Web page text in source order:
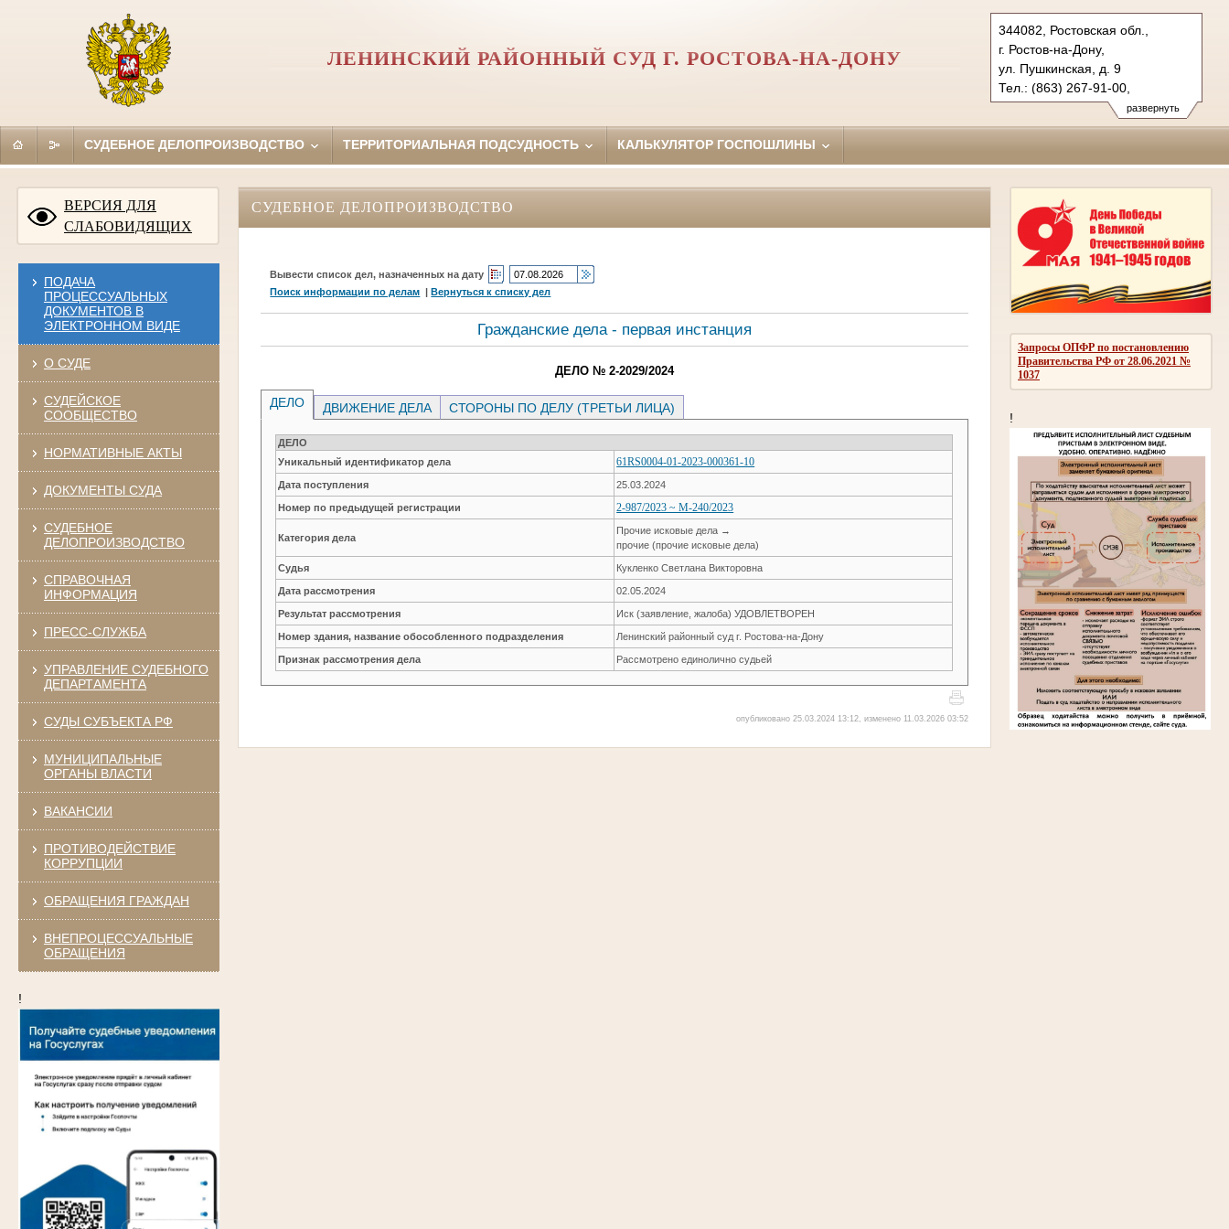
развернуть
344082, Ростовская обл.,
г. Ростов-на-Дону,
ул. Пушкинская, д. 9
Тел.: (863) 267-91-00,
(863) 267-87-93 (ф.)
leninsky.ros@sudrf.ru
ЛЕНИНСКИЙ РАЙОННЫЙ СУД Г. РОСТОВА-НА-ДОНУ
СУДЕБНОЕ ДЕЛОПРОИЗВОДСТВО ТЕРРИТОРИАЛЬНАЯ ПОДСУДНОСТЬ КАЛЬКУЛЯТОР ГОСПОШЛИНЫ
ВЕРСИЯ ДЛЯ
СЛАБОВИДЯЩИХ
ПОДАЧА
ПРОЦЕССУАЛЬНЫХ
ДОКУМЕНТОВ В
ЭЛЕКТРОННОМ ВИДЕ
О СУДЕ
СУДЕЙСКОЕ
СООБЩЕСТВО
НОРМАТИВНЫЕ АКТЫ
ДОКУМЕНТЫ СУДА
СУДЕБНОЕ
ДЕЛОПРОИЗВОДСТВО
СПРАВОЧНАЯ
ИНФОРМАЦИЯ
ПРЕСС-СЛУЖБА
УПРАВЛЕНИЕ СУДЕБНОГО
ДЕПАРТАМЕНТА
СУДЫ СУБЪЕКТА РФ
МУНИЦИПАЛЬНЫЕ
ОРГАНЫ ВЛАСТИ
ВАКАНСИИ
ПРОТИВОДЕЙСТВИЕ
КОРРУПЦИИ
ОБРАЩЕНИЯ ГРАЖДАН
ВНЕПРОЦЕССУАЛЬНЫЕ
ОБРАЩЕНИЯ
!
Запросы ОПФР по постановлению
Правительства РФ от 28.06.2021 №
1037
!
СУДЕБНОЕ ДЕЛОПРОИЗВОДСТВО
Вывести список дел, назначенных на дату
Поиск информации по делам |Вернуться к списку дел
Гражданские дела - первая инстанция
ДЕЛО № 2-2029/2024
ДЕЛО ДВИЖЕНИЕ ДЕЛА СТОРОНЫ ПО ДЕЛУ (ТРЕТЬИ ЛИЦА)
ДЕЛО
Уникальный идентификатор дела
61RS0004-01-2023-000361-10
Дата поступления 25.03.2024
Номер по предыдущей регистрации 2-987/2023 ~ М-240/2023
Категория дела
Прочие исковые дела →
прочие (прочие исковые дела)
Судья Кукленко Светлана Викторовна
Дата рассмотрения 02.05.2024
Результат рассмотрения Иск (заявление, жалоба) УДОВЛЕТВОРЕН
Номер здания, название обособленного подразделения Ленинский районный суд г. Ростова-на-Дону
Признак рассмотрения дела Рассмотрено единолично судьей
опубликовано 25.03.2024 13:12, изменено 11.03.2026 03:52